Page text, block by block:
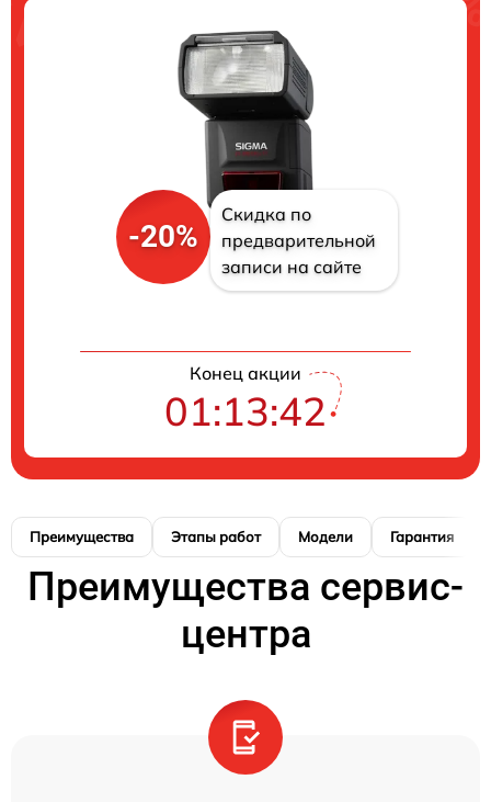
-20%
Скидка по
предварительной
записи на сайте
Конец акции
01:13:41
Преимущества Этапы работ Модели Гарантия
Преимущества сервис-
центра